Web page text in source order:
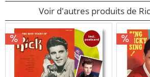
Voir d'autres produits de